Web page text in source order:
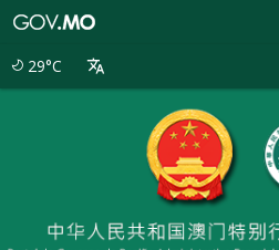
29°C